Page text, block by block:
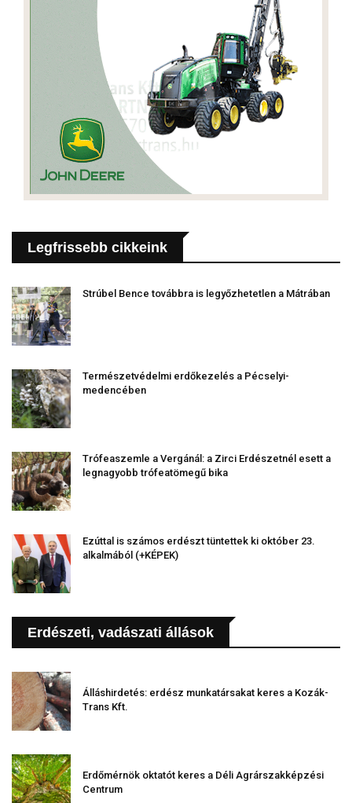
Legfrissebb cikkeink
Strúbel Bence továbbra is legyőzhetetlen a Mátrában
Természetvédelmi erdőkezelés a Pécselyi-
medencében
Trófeaszemle a Vergánál: a Zirci Erdészetnél esett a
legnagyobb trófeatömegű bika
Ezúttal is számos erdészt tüntettek ki október 23.
alkalmából (+KÉPEK)
Erdészeti, vadászati állások
Álláshirdetés: erdész munkatársakat keres a Kozák-
Trans Kft.
Erdőmérnök oktatót keres a Déli Agrárszakképzési
Centrum